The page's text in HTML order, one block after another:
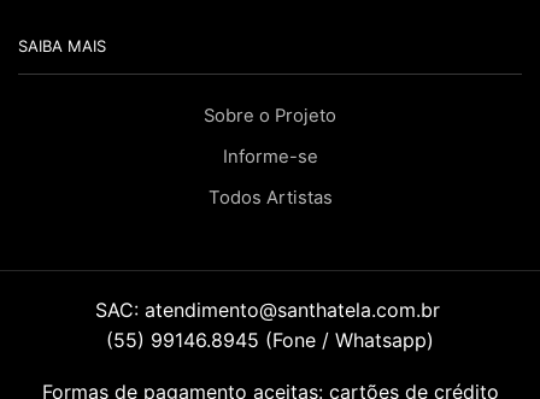
SAIBA MAIS
Sobre o Projeto
Informe-se
Todos Artistas
SAC: atendimento@santhatela.com.br
(55) 99146.8945 (Fone / Whatsapp)
Formas de pagamento aceitas: cartões de crédito